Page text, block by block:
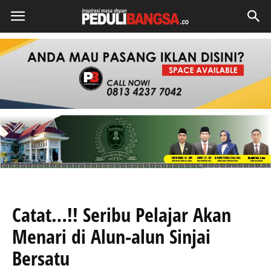
Catat…!! Seribu Pelajar Akan
Menari di Alun-alun Sinjai
Bersatu